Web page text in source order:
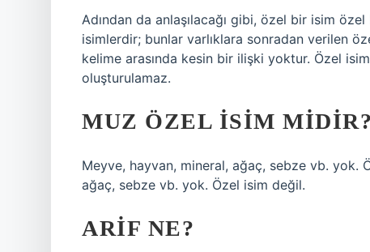
Adından da anlaşılacağı gibi, özel bir isim
isimlerdir; bunlar varlıklara sonradan verilen
kelime arasında kesin bir ilişki yoktur. Özel
oluşturulamaz.
MUZ ÖZEL ISIM MIDIR?
Meyve, hayvan, mineral, ağaç, sebze vb. yok.
ağaç, sebze vb. yok. Özel isim değil.
ARIF NE?